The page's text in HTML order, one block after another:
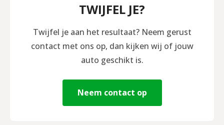
TWIJFEL JE?
Twijfel je aan het resultaat? Neem gerust
contact met ons op, dan kijken wij of jouw
auto geschikt is.
Neem contact op